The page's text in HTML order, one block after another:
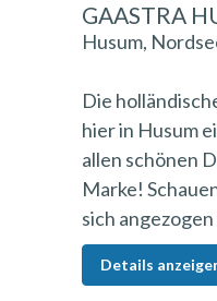
GAASTRA
Husum,
Die
hier in Husum
allen schönen
Marke!
sich
Details